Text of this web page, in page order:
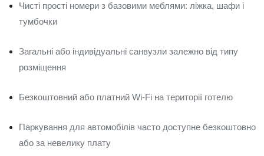
Чисті прості номери з базовими меблями: ліжка, шафи і
тумбочки
Загальні або індивідуальні санвузли залежно від типу
розміщення
Безкоштовний або платний Wi‑Fi на території готелю
Паркування для автомобілів часто доступне безкоштовно
або за невелику плату